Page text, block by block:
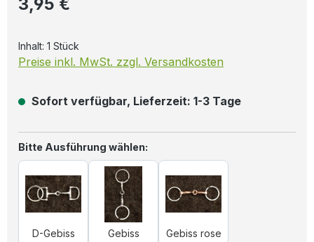
Inhalt: 1 Stück
Preise inkl. MwSt. zzgl. Versandkosten
Sofort verfügbar, Lieferzeit: 1-3 Tage
Bitte Ausführung wählen:
D-Gebiss
D-Gebiss
Gebiss
Gebiss
Gebiss rose
Gebiss rose